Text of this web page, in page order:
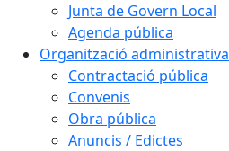
Junta de Govern Local
Agenda pública
Organització administrativa
Contractació pública
Convenis
Obra pública
Anuncis / Edictes